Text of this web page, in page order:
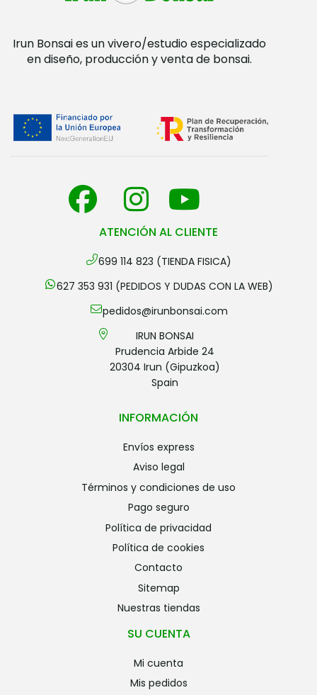
Irun Bonsai es un vivero/estudio especializado
en diseño, producción y venta de bonsai.
ATENCIÓN AL CLIENTE
699 114 823 (TIENDA FISICA)
627 353 931 (PEDIDOS Y DUDAS CON LA WEB)
pedidos@irunbonsai.com
IRUN BONSAI
Prudencia Arbide 24
20304 Irun (Gipuzkoa)
Spain
INFORMACIÓN
envíos express
aviso legal
términos y condiciones de uso
pago seguro
política de privacidad
política de cookies
contacto
sitemap
nuestras tiendas
SU CUENTA
mi cuenta
mis pedidos